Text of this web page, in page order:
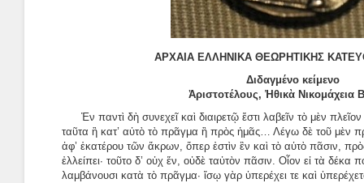
ΑΡΧΑΙΑ ΕΛΛΗΝΙΚΑ ΘΕΩΡΗΤΙΚΗΣ
Διδαγμένο κείμενο
Ἀριστοτέλους, Ἠθικὰ Νικομάχεια
Ἐν παντὶ δὴ συνεχεῖ καὶ διαιρετῷ ἔστι λαβεῖν τὸ μὲν πλεῖον
ταῦτα ἢ κατ’ αὐτὸ τὸ πρᾶγμα ἢ πρὸς ἡμᾶς… Λέγω δὲ τοῦ μὲν
ἀφ’ ἑκατέρου τῶν ἄκρων, ὅπερ ἐστὶν ἓν καὶ τὸ αὐτὸ πᾶσιν,
ἐλλείπει· τοῦτο δ’ οὐχ ἕν, οὐδὲ ταὐτὸν πᾶσιν. Οἷον εἰ τὰ
λαμβάνουσι κατὰ τὸ πρᾶγμα· ἴσῳ γὰρ ὑπερέχει τε καὶ